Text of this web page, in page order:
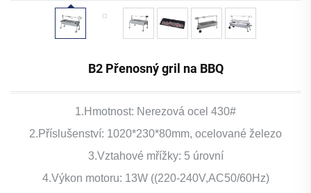
B2 Přenosný gril na BBQ
1.Hmotnost: Nerezová ocel 430#
2.Příslušenství: 1020*230*80mm, ocelované železo
3.Vztahové mřížky: 5 úrovní
4.Výkon motoru: 13W ((220-240V,AC50/60Hz)